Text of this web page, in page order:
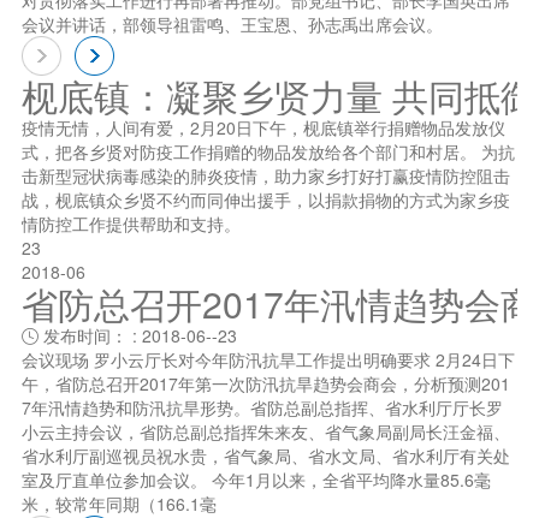
会议并讲话，部领导祖雷鸣、王宝恩、孙志禹出席会议。
枧底镇：凝聚乡贤力量 共同抵
疫情无情，人间有爱，2月20日下午，枧底镇举行捐赠物品发放仪
式，把各乡贤对防疫工作捐赠的物品发放给各个部门和村居。 为抗
击新型冠状病毒感染的肺炎疫情，助力家乡打好打赢疫情防控阻击
战，枧底镇众乡贤不约而同伸出援手，以捐款捐物的方式为家乡疫
情防控工作提供帮助和支持。
23
2018-06
省防总召开2017年汛情趋势会
发布时间： : 2018-06--23
会议现场 罗小云厅长对今年防汛抗旱工作提出明确要求 2月24日下
午，省防总召开2017年第一次防汛抗旱趋势会商会，分析预测201
7年汛情趋势和防汛抗旱形势。省防总副总指挥、省水利厅厅长罗
小云主持会议，省防总副总指挥朱来友、省气象局副局长汪金福、
省水利厅副巡视员祝水贵，省气象局、省水文局、省水利厅有关处
室及厅直单位参加会议。 今年1月以来，全省平均降水量85.6毫
米，较常年同期（166.1毫